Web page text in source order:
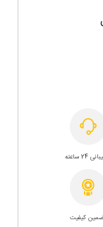
24 ساعته
کیفیت